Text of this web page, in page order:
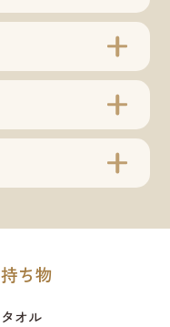
ち物
オル